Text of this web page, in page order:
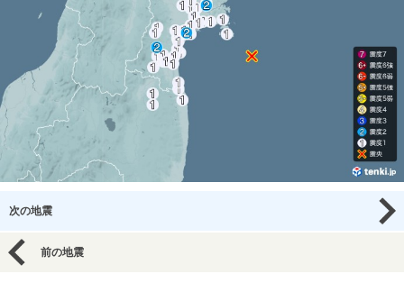
次の地震
前の地震